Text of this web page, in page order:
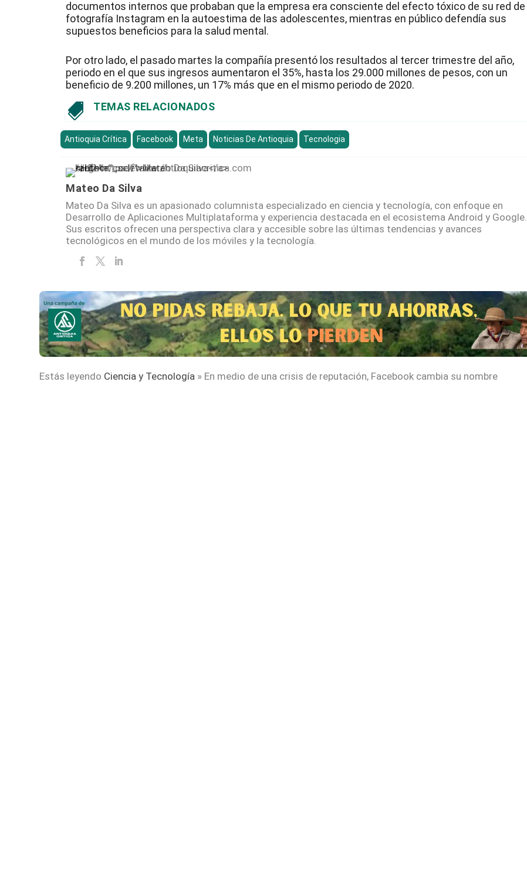
documentos internos que probaban que la empresa era consciente del efecto tóxico de su red de
fotografía Instagram en la autoestima de las adolescentes, mientras en público defendía sus
supuestos beneficios para la salud mental.
Por otro lado, el pasado martes la compañía presentó los resultados al tercer trimestre del año,
periodo en el que sus ingresos aumentaron el 35%, hasta los 29.000 millones de pesos, con un
beneficio de 9.200 millones, un 17% más que en el mismo periodo de 2020.
 TEMAS RELACIONADOS
Antioquia Crítica Facebook Meta Noticias De Antioquia Tecnologia
Mateo Da Silva
Mateo Da Silva es un apasionado columnista especializado en ciencia y tecnología, con enfoque en
Desarrollo de Aplicaciones Multiplataforma y experiencia destacada en el ecosistema Android y Google.
Sus escritos ofrecen una perspectiva clara y accesible sobre las últimas tendencias y avances
tecnológicos en el mundo de los móviles y la tecnología.
Estás leyendo Ciencia y Tecnología » En medio de una crisis de reputación, Facebook cambia su nombre